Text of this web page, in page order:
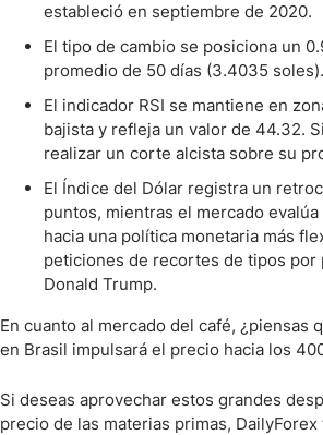
estableció en septiembre de 2020.
El tipo de cambio se posiciona un
promedio de 50 días (3.4035 soles).
El indicador RSI se mantiene en
bajista y refleja un valor de 44.32.
realizar un corte alcista sobre su
El Índice del Dólar registra un
puntos, mientras el mercado
hacia una política monetaria más
peticiones de recortes de tipos
Donald Trump.
En cuanto al mercado del café, ¿piensas
en Brasil impulsará el precio hacia los
Si deseas aprovechar estos grandes
precio de las materias primas,